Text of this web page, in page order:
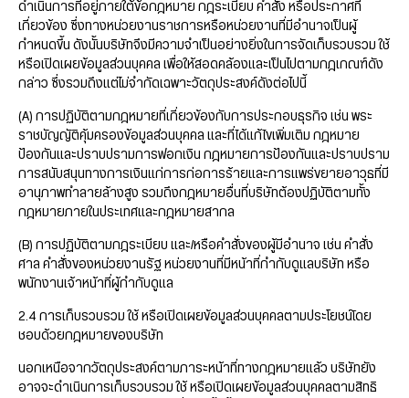
ดำเนินการที่อยู่ภายใต้ข้อกฎหมาย กฎระเบียบ คำสั่ง หรือประกาศที่
เกี่ยวข้อง ซึ่งทางหน่วยงานราชการหรือหน่วยงานที่มีอำนาจเป็นผู้
กำหนดขึ้น ดังนั้นบริษัทจึงมีความจำเป็นอย่างยิ่งในการจัดเก็บรวบรวม ใช้
หรือเปิดเผยข้อมูลส่วนบุคคล เพื่อให้สอดคล้องและเป็นไปตามกฎเกณฑ์ดัง
กล่าว ซึ่งรวมถึงแต่ไม่จำกัดเฉพาะวัตถุประสงค์ดังต่อไปนี้
(A) การปฏิบัติตามกฎหมายที่เกี่ยวข้องกับการประกอบธุรกิจ เช่น พระ
ราชบัญญัติคุ้มครองข้อมูลส่วนบุคคล และที่ได้แก้ไขเพิ่มเติม กฎหมาย
ป้องกันและปราบปรามการฟอกเงิน กฎหมายการป้องกันและปราบปราม
การสนับสนุนทางการเงินแก่การก่อการร้ายและการแพร่ขยายอาวุธที่มี
อานุภาพทำลายล้างสูง รวมถึงกฎหมายอื่นที่บริษัทต้องปฏิบัติตามทั้ง
กฎหมายภายในประเทศและกฎหมายสากล
(B) การปฏิบัติตามกฎระเบียบ และ/หรือคำสั่งของผู้มีอำนาจ เช่น คำสั่ง
ศาล คำสั่งของหน่วยงานรัฐ หน่วยงานที่มีหน้าที่กำกับดูแลบริษัท หรือ
พนักงานเจ้าหน้าที่ผู้กำกับดูแล
2.4 การเก็บรวบรวม ใช้ หรือเปิดเผยข้อมูลส่วนบุคคลตามประโยชน์โดย
ชอบด้วยกฎหมายของบริษัท
นอกเหนือจากวัตถุประสงค์ตามภาระหน้าที่ทางกฎหมายแล้ว บริษัทยัง
อาจจะดำเนินการเก็บรวบรวม ใช้ หรือเปิดเผยข้อมูลส่วนบุคคลตามสิทธิ